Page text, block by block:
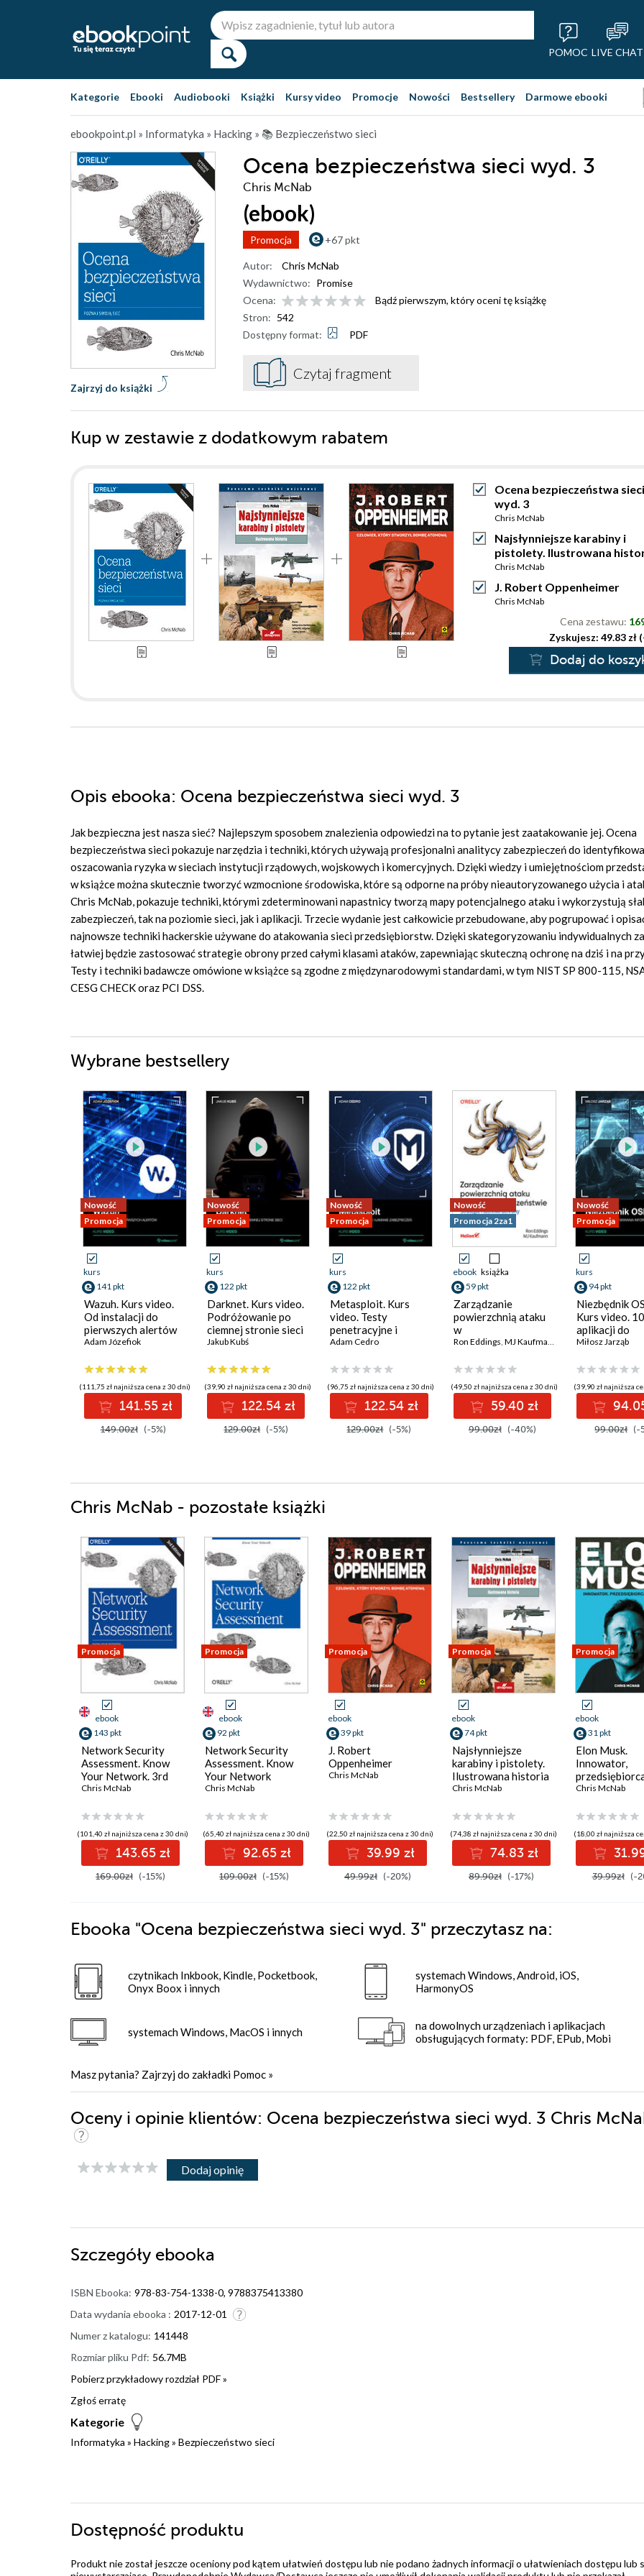
POMOC LIVE CHAT
Kategorie Ebooki Audiobooki Książki Kursy video Promocje Nowości Bestsellery Darmowe ebooki
ebookpoint.pl » Informatyka » Hacking » 📚 Bezpieczeństwo sieci
Ocena bezpieczeństwa sieci wyd. 3
Chris McNab
(ebook)
Promocja +67 pkt
Zajrzyj do książki
Autor:
Chris McNab
Wydawnictwo: Promise
Ocena:
Bądź pierwszym, który oceni tę książkę
Stron: 542
Dostępny format:
PDF
Czytaj fragment
Kup w zestawie z dodatkowym rabatem
Ocena bezpieczeństwa sieci
wyd. 3
Chris McNab
Najsłynniejsze karabiny i
pistolety. Ilustrowana
Chris McNab
J. Robert Oppenheimer
Chris McNab
Cena zestawu:
Zyskujesz: 49.83 zł
Dodaj do
Opis ebooka: Ocena bezpieczeństwa sieci wyd. 3
Jak bezpieczna jest nasza sieć? Najlepszym sposobem znalezienia odpowiedzi na to pytanie jest zaatakowanie jej. Ocena
bezpieczeństwa sieci pokazuje narzędzia i techniki, których używają profesjonalni analitycy zabezpieczeń do
oszacowania ryzyka w sieciach instytucji rządowych, wojskowych i komercyjnych. Dzięki wiedzy i umiejętnościom
w książce można skutecznie tworzyć wzmocnione środowiska, które są odporne na próby nieautoryzowanego użycia i
Chris McNab, pokazuje techniki, którymi zdeterminowani napastnicy tworzą mapy potencjalnego ataku i wykorzystują
zabezpieczeń, tak na poziomie sieci, jak i aplikacji. Trzecie wydanie jest całkowicie przebudowane, aby pogrupować i
najnowsze techniki hackerskie używane do atakowania sieci przedsiębiorstw. Dzięki skategoryzowaniu indywidualnych
łatwiej będzie zastosować strategie obrony przed całymi klasami ataków, zapewniając skuteczną ochronę na dziś i na
Testy i techniki badawcze omówione w książce są zgodne z międzynarodowymi standardami, w tym NIST SP 800-115,
CESG CHECK oraz PCI DSS.
Wybrane bestsellery
Nowość
Promocja
kurs
141 pkt
Wazuh. Kurs video.
Od instalacji do
pierwszych alertów
Adam Józefiok
(111,75 zł najniższa cena z 30 dni)
141.55 zł
149.00zł (-5%)
Nowość
Promocja
kurs
122 pkt
Darknet. Kurs video.
Podróżowanie po
ciemnej stronie sieci
Jakub Kubś
(39,90 zł najniższa cena z 30 dni)
122.54 zł
129.00zł (-5%)
Nowość
Promocja
kurs
122 pkt
Metasploit. Kurs
video. Testy
penetracyjne i
łamanie
Adam Cedro
(96,75 zł najniższa cena z 30 dni)
122.54 zł
129.00zł (-5%)
Nowość
Promocja 2za1
ebook książka
59 pkt
Zarządzanie
powierzchnią ataku
w
cyberbezpieczeństwie.
ochrony zasobów
cyfrowych
Ron Eddings, MJ Kaufmann
(49,50 zł najniższa cena z 30 dni)
59.40 zł
99.00zł (-40%)
Nowość
Promocja
kurs
94 pkt
Niezbędnik
Kurs video. 10
aplikacji do
pozyskiwania
Miłosz Jarząb
(39,90 zł najniższa
99.00zł (-
Chris McNab - pozostałe książki
Promocja
ebook
143 pkt
Network Security
Assessment. Know
Your Network. 3rd
Edition
Chris McNab
(101,40 zł najniższa cena z 30 dni)
143.65 zł
169.00zł (-15%)
Promocja
ebook
92 pkt
Network Security
Assessment. Know
Your Network
Chris McNab
(65,40 zł najniższa cena z 30 dni)
92.65 zł
109.00zł (-15%)
Promocja
ebook
39 pkt
J. Robert
Oppenheimer
Chris McNab
(22,50 zł najniższa cena z 30 dni)
39.99 zł
49.99zł (-20%)
Promocja
ebook
74 pkt
Najsłynniejsze
karabiny i pistolety.
Ilustrowana historia
Chris McNab
(74,38 zł najniższa cena z 30 dni)
74.83 zł
89.90zł (-17%)
Promocja
ebook
31 pkt
Elon Musk.
Innowator,
wizjoner
Chris McNab
(18,00 zł najniższa
39.99zł (-
Ebooka "Ocena bezpieczeństwa sieci wyd. 3" przeczytasz na:
czytnikach Inkbook, Kindle, Pocketbook,
Onyx Boox i innych
systemach Windows, MacOS i innych
systemach Windows, Android, iOS,
HarmonyOS
na dowolnych urządzeniach i aplikacjach
obsługujących formaty: PDF, EPub, Mobi
Masz pytania? Zajrzyj do zakładki Pomoc »
Oceny i opinie klientów: Ocena bezpieczeństwa sieci wyd. 3 Chris
Dodaj opinię
Szczegóły ebooka
ISBN Ebooka: 978-83-754-1338-0, 9788375413380
Data wydania ebooka : 2017-12-01
Numer z katalogu: 141448
Rozmiar pliku Pdf: 56.7MB
Pobierz przykładowy rozdział PDF »
Zgłoś erratę
Kategorie
Informatyka » Hacking» Bezpieczeństwo sieci
Dostępność produktu
Produkt nie został jeszcze oceniony pod kątem ułatwień dostępu lub nie podano żadnych informacji o ułatwieniach dostępu lub